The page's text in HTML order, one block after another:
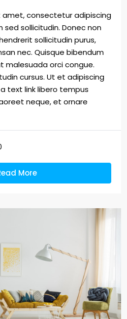
amet, consectetur adipiscing
sed sollicitudin. Donec non
sollicitudin purus,
nec. Quisque bibendum
malesuada orci congue.
cursus. Ut et adipiscing
text link libero tempus
neque, et ornare
More